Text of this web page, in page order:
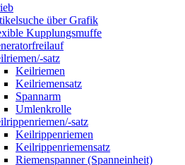
über Grafik
Kupplungsmuffe
satz
Keilriemen
Keilriemensatz
Spannarm
Umlenkrolle
satz
Keilrippenriemen
Keilrippenriemensatz
Riemenspanner (Spanneinheit)